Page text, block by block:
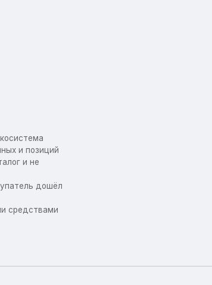
и позиций
и не
дошёл
средствами